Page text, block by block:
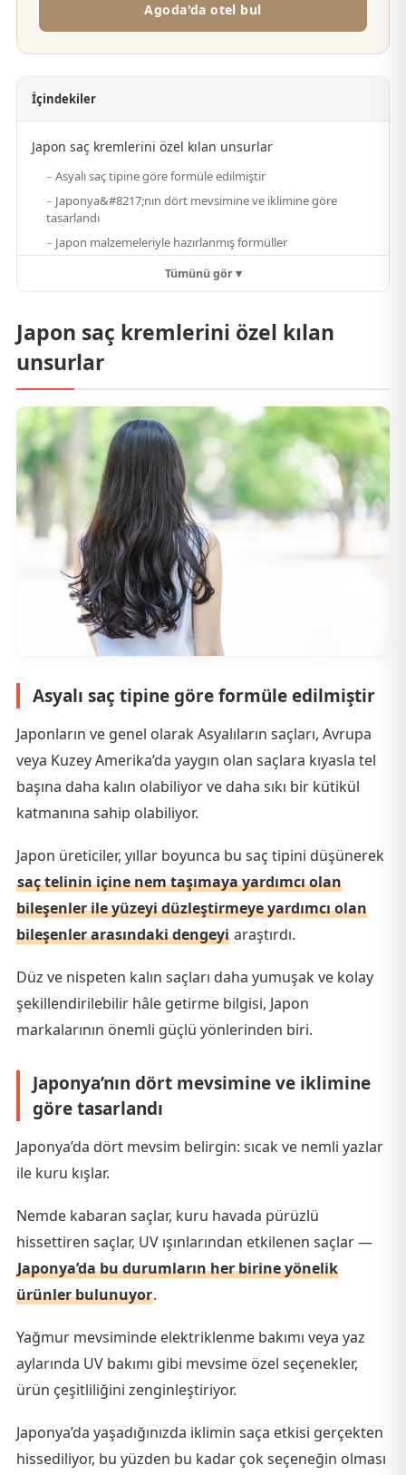
Agoda'da otel bul
İçindekiler
Japon saç kremlerini özel kılan unsurlar
Asyalı saç tipine göre formüle edilmiştir
Japonya&#8217;nın dört mevsimine ve iklimine göre
tasarlandı
Japon malzemeleriyle hazırlanmış formüller
Tümünü gör ▾
Japon saç kremlerini özel kılan
unsurlar
Asyalı saç tipine göre formüle edilmiştir
Japonların ve genel olarak Asyalıların saçları, Avrupa
veya Kuzey Amerika’da yaygın olan saçlara kıyasla tel
başına daha kalın olabiliyor ve daha sıkı bir kütikül
katmanına sahip olabiliyor.
Japon üreticiler, yıllar boyunca bu saç tipini düşünerek
saç telinin içine nem taşımaya yardımcı olan
bileşenler ile yüzeyi düzleştirmeye yardımcı olan
bileşenler arasındaki dengeyi araştırdı.
Düz ve nispeten kalın saçları daha yumuşak ve kolay
şekillendirilebilir hâle getirme bilgisi, Japon
markalarının önemli güçlü yönlerinden biri.
Japonya’nın dört mevsimine ve iklimine
göre tasarlandı
Japonya’da dört mevsim belirgin: sıcak ve nemli yazlar
ile kuru kışlar.
Nemde kabaran saçlar, kuru havada pürüzlü
hissettiren saçlar, UV ışınlarından etkilenen saçlar —
Japonya’da bu durumların her birine yönelik
ürünler bulunuyor.
Yağmur mevsiminde elektriklenme bakımı veya yaz
aylarında UV bakımı gibi mevsime özel seçenekler,
ürün çeşitliliğini zenginleştiriyor.
Japonya’da yaşadığınızda iklimin saça etkisi gerçekten
hissediliyor, bu yüzden bu kadar çok seçeneğin olması